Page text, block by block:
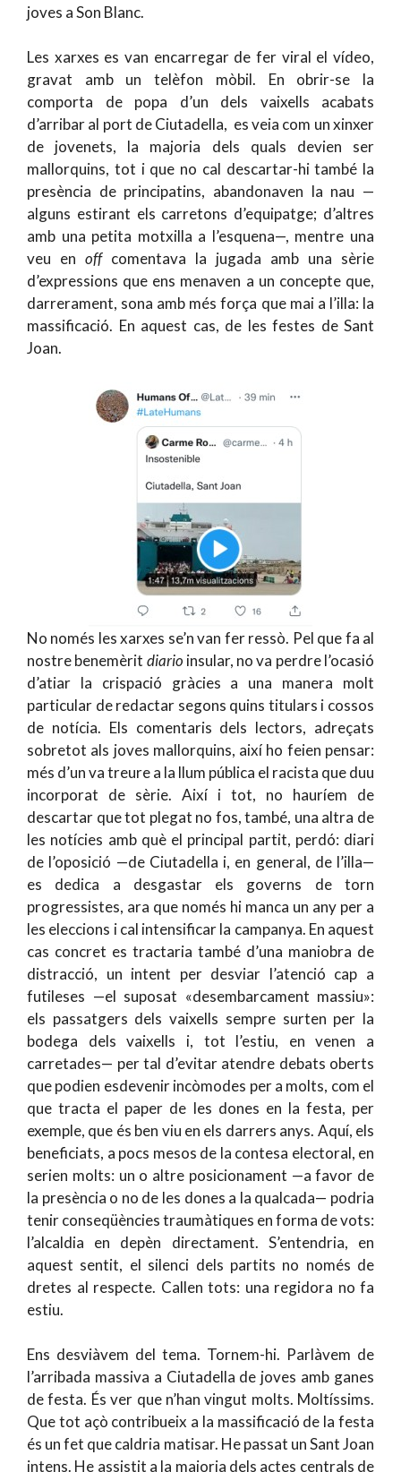
joves a Son Blanc.
Les xarxes es van encarregar de fer viral el vídeo,
gravat amb un telèfon mòbil. En obrir-se la
comporta de popa d’un dels vaixells acabats
d’arribar al port de Ciutadella, es veia com un xinxer
de jovenets, la majoria dels quals devien ser
mallorquins, tot i que no cal descartar-hi també la
presència de principatins, abandonaven la nau —
alguns estirant els carretons d’equipatge; d’altres
amb una petita motxilla a l’esquena—, mentre una
veu en offcomentava la jugada amb una sèrie
d’expressions que ens menaven a un concepte que,
darrerament, sona amb més força que mai a l’illa: la
massificació. En aquest cas, de les festes de Sant
Joan.
No només les xarxes se’n van fer ressò. Pel que fa al
nostre benemèrit diario insular, no va perdre l’ocasió
d’atiar la crispació gràcies a una manera molt
particular de redactar segons quins titulars i cossos
de notícia. Els comentaris dels lectors, adreçats
sobretot als joves mallorquins, així ho feien pensar:
més d’un va treure a la llum pública el racista que duu
incorporat de sèrie. Així i tot, no hauríem de
descartar que tot plegat no fos, també, una altra de
les notícies amb què el principal partit, perdó: diari
de l’oposició —de Ciutadella i, en general, de l’illa—
es dedica a desgastar els governs de torn
progressistes, ara que només hi manca un any per a
les eleccions i cal intensificar la campanya. En aquest
cas concret es tractaria també d’una maniobra de
distracció, un intent per desviar l’atenció cap a
futileses —el suposat «desembarcament massiu»:
els passatgers dels vaixells sempre surten per la
bodega dels vaixells i, tot l’estiu, en venen a
carretades— per tal d’evitar atendre debats oberts
que podien esdevenir incòmodes per a molts, com el
que tracta el paper de les dones en la festa, per
exemple, que és ben viu en els darrers anys. Aquí, els
beneficiats, a pocs mesos de la contesa electoral, en
serien molts: un o altre posicionament —a favor de
la presència o no de les dones a la qualcada— podria
tenir conseqüències traumàtiques en forma de vots:
l’alcaldia en depèn directament. S’entendria, en
aquest sentit, el silenci dels partits no només de
dretes al respecte. Callen tots: una regidora no fa
estiu.
Ens desviàvem del tema. Tornem-hi. Parlàvem de
l’arribada massiva a Ciutadella de joves amb ganes
de festa. És ver que n’han vingut molts. Moltíssims.
Que tot açò contribueix a la massificació de la festa
és un fet que caldria matisar. He passat un Sant Joan
intens. He assistit a la majoria dels actes centrals de